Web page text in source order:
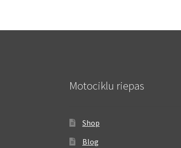
Motociklu riepas
Shop
Blog